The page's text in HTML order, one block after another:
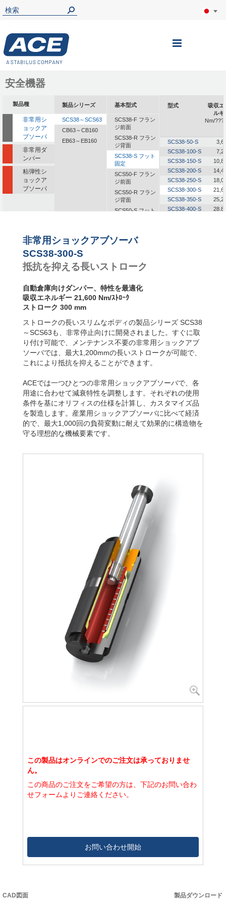
ナ
安全機器
製品種
非常用シ
ョックア
ブソーバ
非常用ダ
ンパー
粘弾性シ
ョックア
ブソーバ
製品シリーズ
SCS38～SCS63
CB63～CB160
EB63～EB160
基本型式
SCS38-F フラン
ジ前面
SCS38-R フラン
ジ背面
SCS38-S フット
固定
SCS50-F フラン
ジ前面
SCS50-R フラン
ジ背面
SCS50-S フット
ジ背面
SCS63-F フラン
ジ前面
型式
吸収エ
ルギ
Nm/
SCS38-50-S
SCS38-100-S
SCS38-150-S
SCS38-200-S
SCS38-250-S
SCS38-300-S
SCS38-350-S
SCS38-400-S
非常用ショックアブソーバ
SCS38-300-S
抵抗を抑える長いストローク
自動倉庫向けダンパー、特性を最適化
吸収エネルギー 21,600 Nm/ｽﾄﾛｰｸ
ストローク 300 mm
ストロークの長いスリムなボディの製品シリーズ SCS38
～SCS63も、非常停止向けに開発されました。すぐに取
り付け可能で、メンテナンス不要の非常用ショックアブ
ソーバでは、最大1,200mmの長いストロークが可能で、
これにより抵抗を抑えることができます。
ACEでは一つひとつの非常用ショックアブソーバで、各
用途に合わせて減衰特性を調整します。それぞれの使用
条件を基にオリフィスの仕様を計算し、カスタマイズ品
を製造します。産業用ショックアブソーバに比べて経済
的で、最大1,000回の負荷変動に耐えて効果的に構造物を
守る理想的な機械要素です。
この製品はオンラインでのご注文は承っておりませ
ん。
この商品のご注文をご希望の方は、下記のお問い合わ
せフォームよりご連絡ください。
お問い合わせ開始
CAD図面 製品ダウンロード